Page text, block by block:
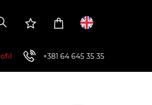
+381 64 645 35 35